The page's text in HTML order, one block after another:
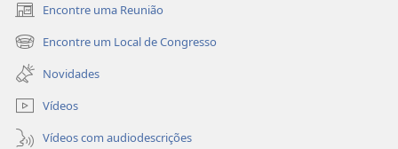
Encontre uma Reunião
(abre
nova
janela)
Encontre um Local de Congresso
(abre
nova
janela)
Novidades
Vídeos
Vídeos com audiodescrições